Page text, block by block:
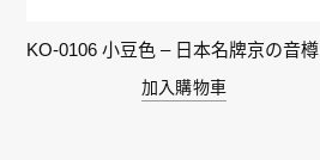
加入購物車